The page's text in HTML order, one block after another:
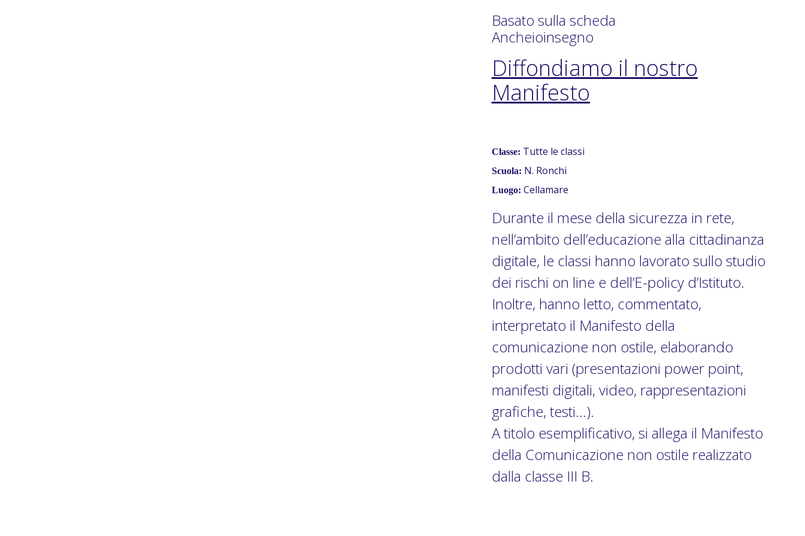
Basato sulla scheda
Ancheioinsegno
Diffondiamo il nostro
Manifesto
Classe: Tutte le classi
Scuola: N. Ronchi
Luogo: Cellamare
Durante il mese della sicurezza in rete,
nell’ambito dell’educazione alla cittadinanza
digitale, le classi hanno lavorato sullo studio
dei rischi on line e dell’E-policy d’Istituto.
Inoltre, hanno letto, commentato,
interpretato il Manifesto della
comunicazione non ostile, elaborando
prodotti vari (presentazioni power point,
manifesti digitali, video, rappresentazioni
grafiche, testi…).
A titolo esemplificativo, si allega il Manifesto
della Comunicazione non ostile realizzato
dalla classe III B.